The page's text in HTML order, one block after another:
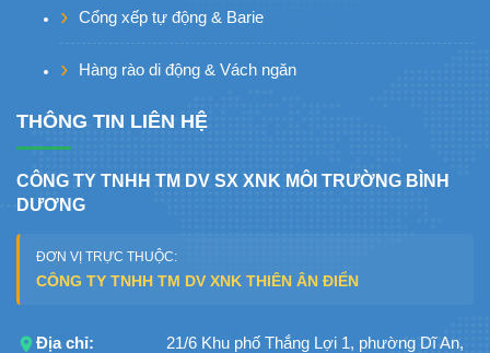
Cổng xếp tự động & Barie
Hàng rào di động & Vách ngăn
THÔNG TIN LIÊN HỆ
CÔNG TY TNHH TM DV SX XNK MÔI TRƯỜNG BÌNH
DƯƠNG
ĐƠN VỊ TRỰC THUỘC:
CÔNG TY TNHH TM DV XNK THIÊN ÂN ĐIỂN
Địa chỉ:
21/6 Khu phố Thắng Lợi 1, phường Dĩ An,